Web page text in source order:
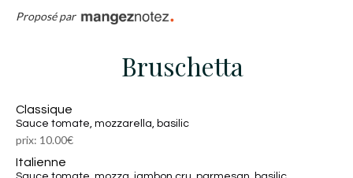
Proposé par
Bruschetta
Classique
sauce tomate, mozzarella, basilic
prix: 10.00€
Italienne